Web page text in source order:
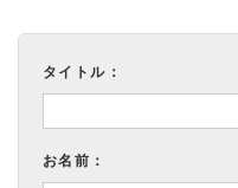
タイトル：
お名前：